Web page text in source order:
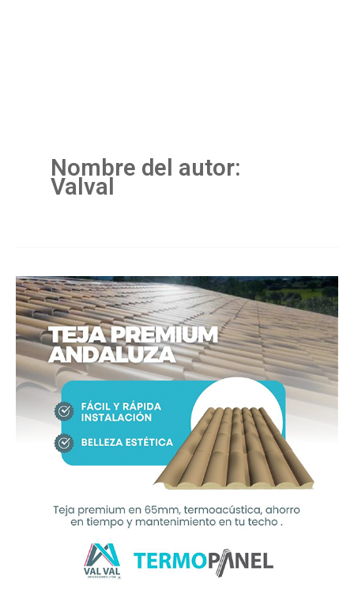
Nombre del autor:
Valval
Instalación
de
Teja
Premium